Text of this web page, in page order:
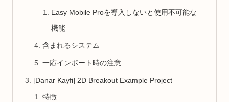
Easy Mobile Proを導入しないと使用不可能な
機能
含まれるシステム
一応インポート時の注意
[Danar Kayfi] 2D Breakout Example Project
特徴